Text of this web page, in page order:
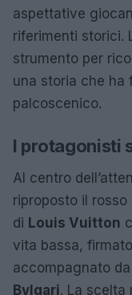
aspettative
riferimenti storici.
strumento per
una storia che ha
palcoscenico.
I protagonisti
Al centro
riproposto il
di Louis Vuitton
vita bassa,
accompagnato
Bvlgari. La scelta